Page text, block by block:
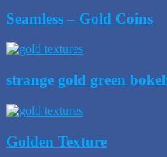
Seamless – Gold Coins
strange gold green
Golden Texture